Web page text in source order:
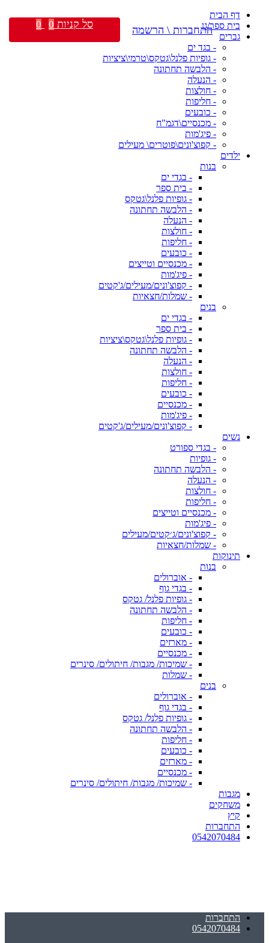
דף הבית
בית ספר/גן
גברים
- בגד ים
- גופיות פלנל\גטקס\טרמי\ציציות
- הלבשה תחתונה
- הנעלה
- חולצות
- חליפות
- כובעים
- מכנסיים\דגמ"ח
- פיג'מות
- קפוצ'ונים\פוטרים\ מעילים
ילדים
בנות
- בגדי ים
- בית ספר
- גופיות פלנל\גטקס
- הלבשה תחתונה
- הנעלה
- חולצות
- חליפות
- כובעים
- מכנסיים וטייצים
- פיג'מות
- קפוצ'ונים/מעילים/ג'קטים
- שמלות/חצאיות
בנים
- בגדי ים
- בית ספר
- גופיות פלנל\גטקס\ציציות
- הלבשה תחתונה
- הנעלה
- חולצות
- חליפות
- כובעים
- מכנסיים
- פיג'מות
- קפוצ'ונים/מעילים/ג'קטים
נשים
- בגדי ספורט
- גופיות
- הלבשה תחתונה
- הנעלה
- חולצות
- חליפות
- מכנסיים וטייצים
- פיג'מות
- קפוצ'ונים/ג׳קטים/מעילים
- שמלות/חצאיות
תינוקות
בנות
- אוברולים
- בגדי גוף
- גופיות פלנל/ גטקס
- הלבשה תחתונה
- חליפות
- כובעים
- מארזים
- מכנסיים
- שמיכות/ מגבות/ חיתולים/ סינרים
- שמלות
בנים
- אוברולים
- בגדי גוף
- גופיות פלנל/ גטקס
- הלבשה תחתונה
- חליפות
- כובעים
- מארזים
- מכנסיים
- שמיכות/ מגבות/ חיתולים/ סינרים
מגבות
משחקים
קיץ
התחברות
0542070484
התחברות
0542070484
התחברות \ הרשמה סל קניות 0
0